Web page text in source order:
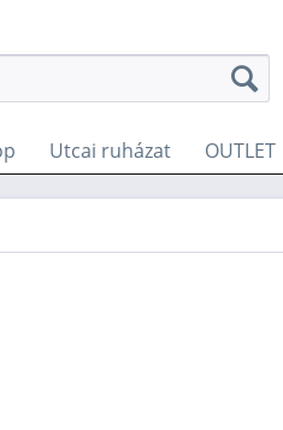
Utcai ruházat OUTLET